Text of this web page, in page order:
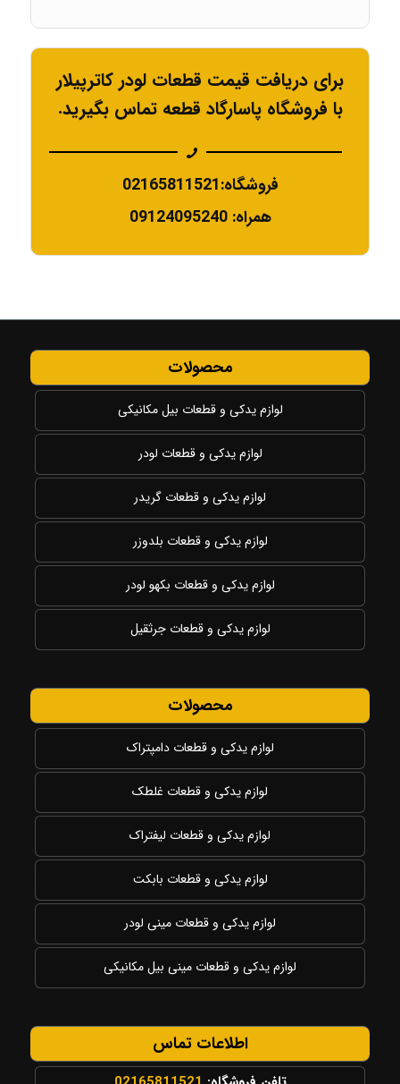
برای دریافت قیمت قطعات لودر کاترپیلار
با فروشگاه پاسارگاد قطعه تماس بگیرید.
فروشگاه:02165811521
همراه: 09124095240
محصولات
لوازم یدکی و قطعات بیل مکانیکی
لوازم یدکی و قطعات لودر
لوازم یدکی و قطعات گریدر
لوازم یدکی و قطعات بلدوزر
لوازم یدکی و قطعات بکهو لودر
لوازم یدکی و قطعات جرثقیل
محصولات
لوازم یدکی و قطعات دامپتراک
لوازم یدکی و قطعات غلطک
لوازم یدکی و قطعات لیفتراک
لوازم یدکی و قطعات بابکت
لوازم یدکی و قطعات مینی لودر
لوازم یدکی و قطعات مینی بیل مکانیکی
اطلاعات تماس